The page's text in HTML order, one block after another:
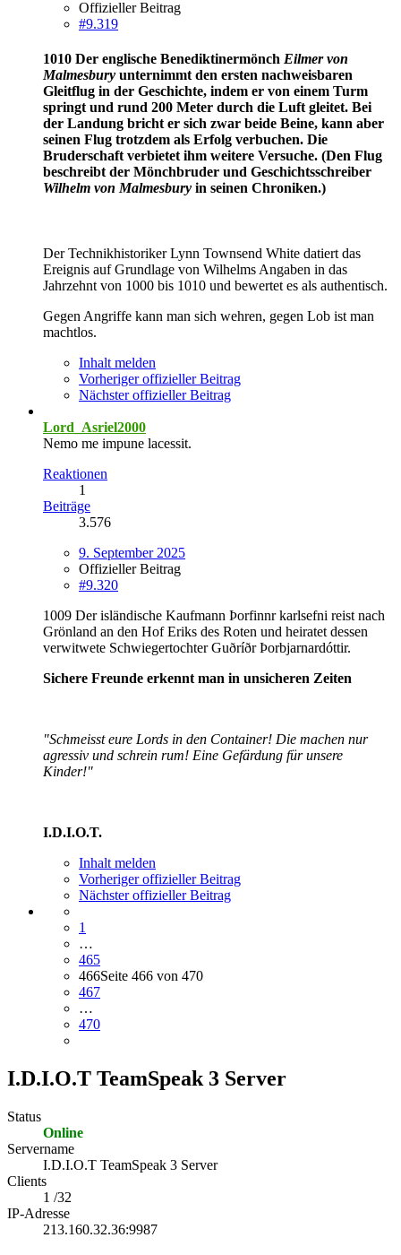
Offizieller Beitrag
#9.319
1010 Der englische Benediktinermönch Eilmer von
Malmesbury unternimmt den ersten nachweisbaren
Gleitflug in der Geschichte, indem er von einem Turm
springt und rund 200 Meter durch die Luft gleitet. Bei
der Landung bricht er sich zwar beide Beine, kann aber
seinen Flug trotzdem als Erfolg verbuchen. Die
Bruderschaft verbietet ihm weitere Versuche. (Den Flug
beschreibt der Mönchbruder und Geschichtsschreiber
Wilhelm von Malmesbury in seinen Chroniken.)
Der Technikhistoriker Lynn Townsend White datiert das
Ereignis auf Grundlage von Wilhelms Angaben in das
Jahrzehnt von 1000 bis 1010 und bewertet es als authentisch.
Gegen Angriffe kann man sich wehren, gegen Lob ist man
machtlos.
Inhalt melden
Vorheriger offizieller Beitrag
Nächster offizieller Beitrag
Lord_Asriel2000
Nemo me impune lacessit.
Reaktionen
1
Beiträge
3.576
9. September 2025
Offizieller Beitrag
#9.320
1009 Der isländische Kaufmann Þorfinnr karlsefni reist nach
Grönland an den Hof Eriks des Roten und heiratet dessen
verwitwete Schwiegertochter Guðríðr Þorbjarnardóttir.
Sichere Freunde erkennt man in unsicheren Zeiten
"Schmeisst eure Lords in den Container! Die machen nur
agressiv und schrein rum! Eine Gefärdung für unsere
Kinder!"
I.D.I.O.T.
Inhalt melden
Vorheriger offizieller Beitrag
Nächster offizieller Beitrag
1
…
465
466Seite 466 von 470
467
…
470
I.D.I.O.T TeamSpeak 3 Server
Status
Online
Servername
I.D.I.O.T TeamSpeak 3 Server
Clients
1 /32
IP-Adresse
213.160.32.36:9987